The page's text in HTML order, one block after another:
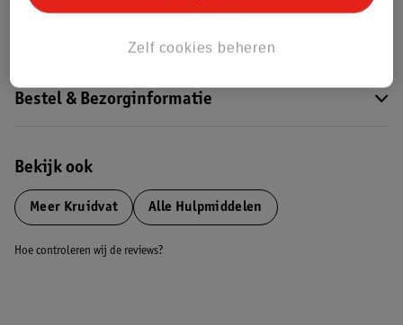
Bestel & Bezorginformatie
Bekijk ook
Meer Kruidvat Alle Hulpmiddelen
Hoe controleren wij de reviews?
Zelf cookies beheren